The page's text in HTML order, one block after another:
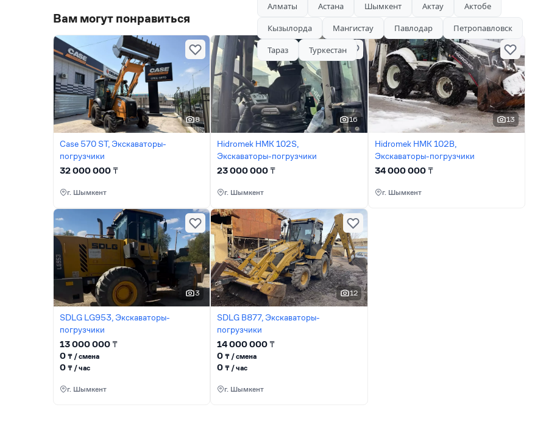
Вам могут понравиться
8
Case 570 ST, Экскаваторы-
погрузчики
32 000 000₸
г. Шымкент
16
Hidromek HMK 102S,
Экскаваторы-погрузчики
23 000 000₸
г. Шымкент
13
Hidromek HMK 102B,
Экскаваторы-погрузчики
34 000 000₸
г. Шымкент
3
SDLG LG953, Экскаваторы-
погрузчики
13 000 000₸
0 ₸ / сменa
0 ₸ / час
г. Шымкент
12
SDLG B877, Экскаваторы-
погрузчики
14 000 000₸
0₸ / сменa
0₸ / час
г. Шымкент
Алматы Астана Шымкент Актау
Актобе
Кызылорда
Мангистау Павлодар
Петропавловск
Тараз
Туркестан